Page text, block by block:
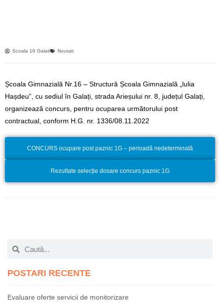
Scoala 16 Galati Noutati
Școala Gimnazială Nr.16 – Structură Școala Gimnazială „lulia
Hașdeu”, cu sediul în Galați, strada Arieșului nr. 8, județul Galați,
organizează concurs, pentru ocuparea următorului post
contractual, conform H.G. nr. 1336/08.11.2022
CONCURS ocupare post paznic 1G – perioadă nedeterminată
Rezultate selecție dosare concurs paznic 1G
POSTARI RECENTE
Evaluare oferte servicii de monitorizare